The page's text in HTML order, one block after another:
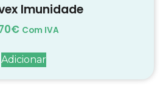
Imunidade
€ Com IVA
Adicionar